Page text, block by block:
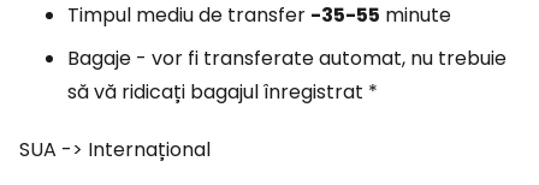
Timpul mediu de transfer -35-55 minute
Bagaje - vor fi transferate automat, nu trebuie
să vă ridicați bagajul înregistrat *
SUA -> Internațional